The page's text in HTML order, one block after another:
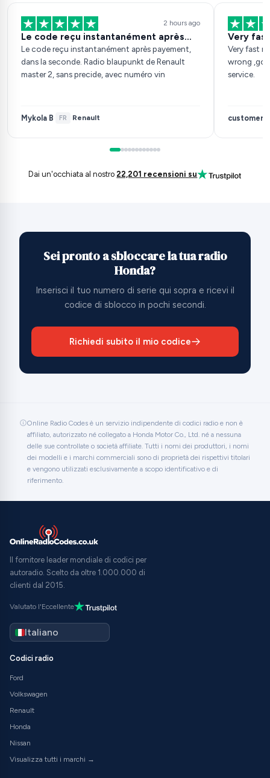
2 hours ago
Le code reçu instantanément après…
Le code reçu instantanément après payement,
dans la seconde. Radio blaupunkt de Renault
master 2, sans precide, avec numéro vin
Mykola B· FR ·Renault
Very
Very fast
wrong
service.
customer
Dai un'occhiata al nostro22,201 recensioni su
Sei pronto a sbloccare la tua radio
Honda?
Inserisci il tuo numero di serie qui sopra e ricevi il
codice di sblocco in pochi secondi.
Richiedi subito il mio codice
Online Radio Codes è un servizio indipendente di codici radio e non è
affiliato, autorizzato né collegato a Honda Motor Co., Ltd. né a nessuna
delle sue controllate o società affiliate. Tutti i nomi dei produttori, i nomi
dei modelli e i marchi commerciali sono di proprietà dei rispettivi titolari
e vengono utilizzati esclusivamente a scopo identificativo e di
riferimento.
Il fornitore leader mondiale di codici per
autoradio. Scelto da oltre 1.000.000 di
clienti dal 2015.
Valutato l'Eccellente
Codici radio
Ford
Volkswagen
Renault
Honda
Nissan
Visualizza tutti i marchi →